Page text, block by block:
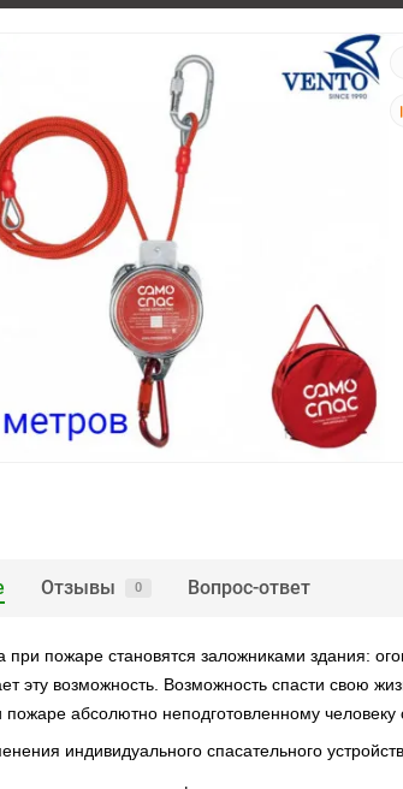
Отзывы 0 Вопрос-ответ
пожаре становятся заложниками здания:
эту возможность. Возможность спасти свою
пожаре абсолютно неподготовленному
индивидуального спасательного